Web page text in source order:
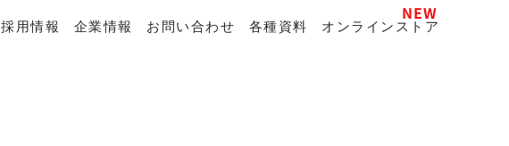
採用情報 企業情報 お問い合わせ 各種資料 オンラインストア
NEW